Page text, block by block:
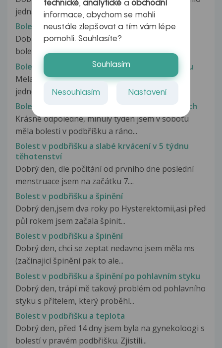
jednat, k lékaři jsem zatím...
Bolest v podbřišku a natržený děložní vaz
Dobrý den, je mi 23 let, minulý týden jsem měla
bolesti při močení, v podbřišku...
Bolest v podbřišku a pocit na zvracení po sexu
Mela sem pohlavní styk s přítelem víckrát nez
jednou bez ochrany ale beru prášky....
Bolest v podbřišku a skvrny na stydcích pyscích
Krásné odpoledne, minulý týden jsem v sobotu
měla bolesti v podbříšku a ráno...
Bolest v podbřišku a slabé krvácení v 5 týdnu
těhotenství
Dobrý den, dle počítání od prvního dne poslední
menstruace jsem na začátku 7....
Bolest v podbřišku a špinění
Dobrý den,jsem dva roky po Hysterektomii,asi před
půl rokem jsem začala špinit...
Bolest v podbřišku a špinění
Dobrý den, chci se zeptat nedavno jsem měla ms
(začínajicí špinění pak to ale...
Bolest v podbřišku a špinění po pohlavním styku
Dobrý den, trápí mě takový problém od pohlavního
styku s přítelem, který proběhl...
Bolest v podbřišku a teplota
Dobrý den, před 14 dny jsem byla na gynekoloogi s
bolestí v pravém podbřišku. Zjistili...
technické,analytické a obchodní
informace, abychom se mohli
neustále zlepšovat a tím vám lépe
pomohli. Souhlasíte?
Souhlasím
Nesouhlasím Nastavení